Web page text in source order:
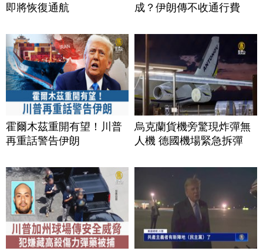
即將恢復通航
成？伊朗傳不收通行費
霍爾木茲重開有望！川普
再重話警告伊朗
烏克蘭貨機旁驚現炸彈無
人機 德國機場緊急拆彈